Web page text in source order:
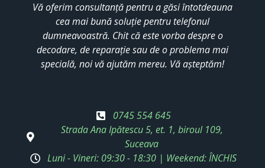
Vă oferim consultanță pentru a găsi întotdeauna
cea mai bună soluție pentru telefonul
dumneavoastră. Chit că este vorba despre o
decodare, de reparație sau de o problema mai
specială, noi vă ajutăm mereu. Vă așteptăm!
0745 554 645
Strada Ana Ipătescu 5, et. 1, biroul 109,
Suceava
Luni - Vineri: 09:30 - 18:30 | Weekend: ÎNCHIS